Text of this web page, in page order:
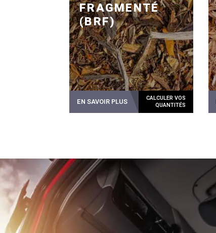
FRAGMENTÉ
(BRF)
EN SAVOIR PLUS